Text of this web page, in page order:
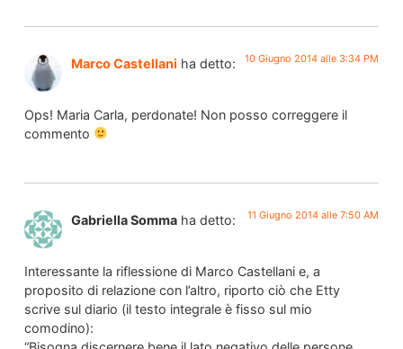
Marco Castellani ha detto: 10 Giugno 2014 alle 3:34 PM
Ops! Maria Carla, perdonate! Non posso correggere il
commento
Gabriella Somma ha detto: 11 Giugno 2014 alle 7:50 AM
Interessante la riflessione di Marco Castellani e, a
proposito di relazione con l’altro, riporto ciò che Etty
scrive sul diario (il testo integrale è fisso sul mio
comodino):